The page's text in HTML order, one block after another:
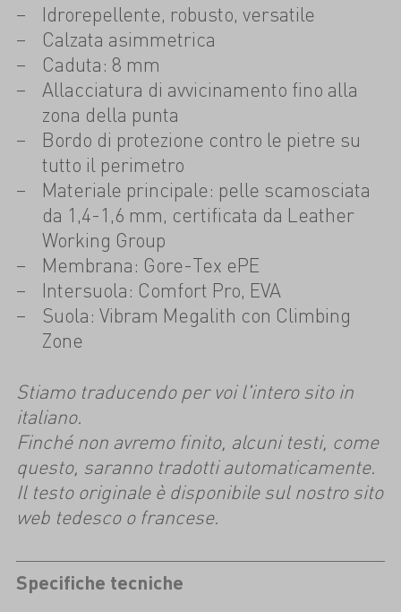
Idrorepellente, robusto, versatile
Calzata asimmetrica
Caduta: 8 mm
Allacciatura di avvicinamento fino alla
zona della punta
Bordo di protezione contro le pietre su
tutto il perimetro
Materiale principale: pelle scamosciata
da 1,4-1,6 mm, certificata da Leather
Working Group
Membrana: Gore-Tex ePE
Intersuola: Comfort Pro, EVA
Suola: Vibram Megalith con Climbing
Zone
Stiamo traducendo per voi l'intero sito in
italiano.
Finché non avremo finito, alcuni testi, come
questo, saranno tradotti automaticamente.
Il testo originale è disponibile sul nostro sito
web tedesco o francese.
Specifiche tecniche